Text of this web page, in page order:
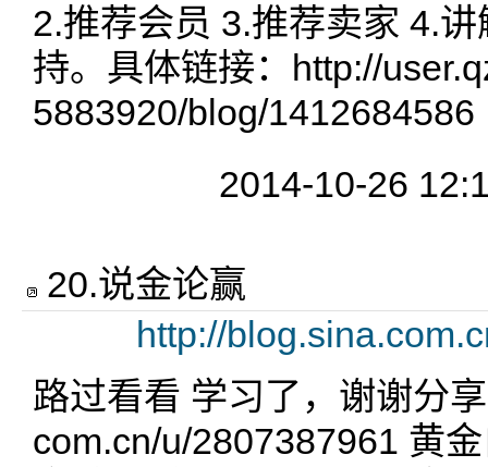
2.推荐会员 3.推荐卖家 4.
持。具体链接：http://
5883920/blog/1412684586
2014-10-26
20.说金论赢
http://
路过看看 学习了，谢谢分
com.cn/u/2807387961 黄